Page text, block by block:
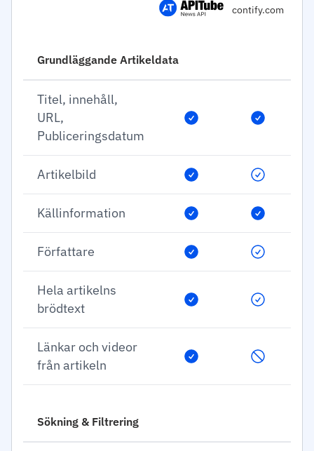
contify.com
Grundläggande Artikeldata
Titel, innehåll,
URL,
Publiceringsdatum
Artikelbild
Källinformation
Författare
Hela artikelns
brödtext
Länkar och videor
från artikeln
Sökning & Filtrering